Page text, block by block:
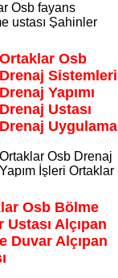
Osb fayans
ustası Şahinler
gibi işleyen
özel hizmet
Ortaklar Osb
Drenaj Sistemleri
Drenaj Yapımı
Drenaj Ustası
Drenaj Uygulama
Ortaklar Osb Drenaj
Yapım İşleri Ortaklar
çözümler
Osb Bölme
Ustası Alçıpan
Duvar Alçıpan